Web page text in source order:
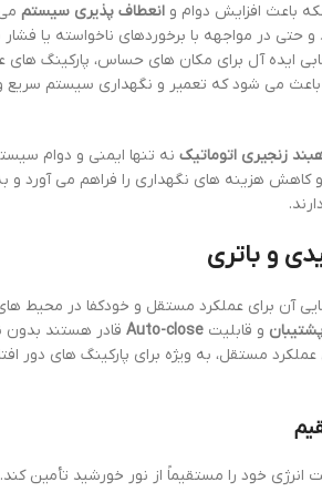
باعث افزایش دوام و انعطاف پذیری سیستم
در مواجهه با برخوردهای ناخواسته یا
ایده آل برای مکان های حساس، پارکینگ
باعث می شود که تعمیر و نگهداری سیستم سریع
زنجیری اتوماتیک نه تنها ایمنی و دوام
هزینه های نگهداری را فراهم می آورد و
و باتری
آن برای عملکرد مستقل و خودکفا در
و قابلیت Auto-close قادر هستند بدون
مستقل، به ویژه برای پارکینگ های دور
انرژی خود را مستقیماً از نور خورشید تأمین